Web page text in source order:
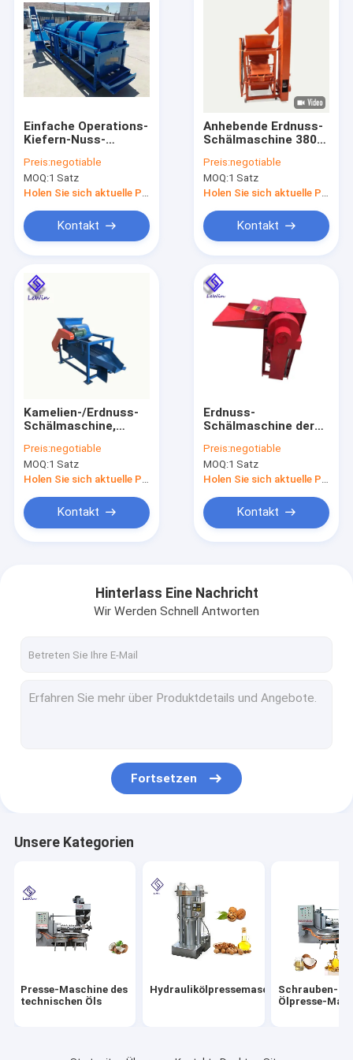
Produkte
Videos
Über uns
Treten Sie mit uns in Verbindung
Fordern Sie ein Zitat
Hydraulikölpressemaschine
Ölfilter-Ausrüstung
Vibrierender Schirm-Maschine
Erdölraffineriemaschine
Erdnusszerkleinerungsmaschinenmaschine
Einfache Operations-
Kiefern-Nuss-
Maschinen-
Dreschmaschinen-
Peeling Machine
Preis:negotiable
MOQ:1 Satz
Holen Sie sich aktuelle Preis
Kontakt
Anhebende Erdnuss-
Schälmaschine 380V
Preis:negotiable
MOQ:1 Satz
Holen Sie sich aktuelle Preis
Kontakt
Kamelien-/Erdnuss-
Schälmaschine,
Schälmaschine
400kg/H
Preis:negotiable
MOQ:1 Satz
Holen Sie sich aktuelle Preis
Kontakt
Erdnuss-
Schälmaschine der
Sonnenblume, die
Maschine 760 schält
* 500 * 930mm
Preis:negotiable
MOQ:1 Satz
Holen Sie sich aktuelle Preis
Kontakt
Hinterlass Eine Nachricht
Wir Werden Schnell Antworten
Fortsetzen
Unsere Kategorien
Presse-Maschine des
technischen Öls
HydraulikölpressemaschineSchrauben-
Ölpresse-